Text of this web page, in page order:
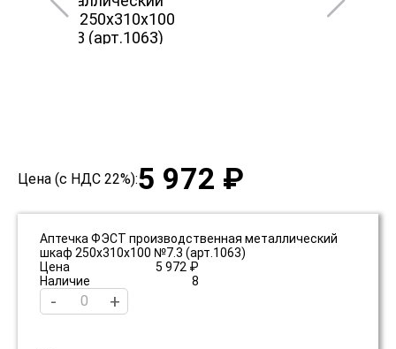
Цена (с НДС 22%):5 972 ₽
Аптечка ФЭСТ производственная металлический
шкаф 250х310х100 №7.3 (арт.1063)
Цена
5 972 ₽
Наличие
8
- +